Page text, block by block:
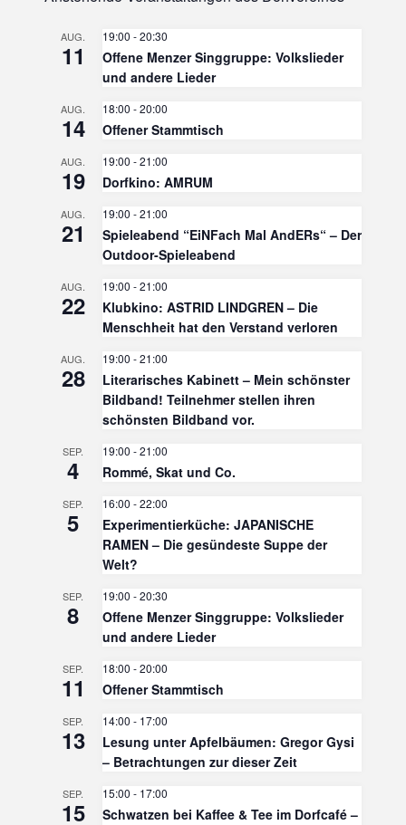
AUG.
11
19:00 -20:30
Offene Menzer Singgruppe: Volkslieder
und andere Lieder
AUG.
14
18:00 -20:00
Offener Stammtisch
AUG.
19
19:00 -21:00
Dorfkino: AMRUM
AUG.
21
19:00 -21:00
Spieleabend “EiNFach Mal AndERs“ – Der
Outdoor-Spieleabend
AUG.
22
19:00 -21:00
Klubkino: ASTRID LINDGREN – Die
Menschheit hat den Verstand verloren
AUG.
28
19:00 -21:00
Literarisches Kabinett – Mein schönster
Bildband! Teilnehmer stellen ihren
schönsten Bildband vor.
SEP.
4
19:00 -21:00
Rommé, Skat und Co.
SEP.
5
16:00 -22:00
Experimentierküche: JAPANISCHE
RAMEN – Die gesündeste Suppe der
Welt?
SEP.
8
19:00 -20:30
Offene Menzer Singgruppe: Volkslieder
und andere Lieder
SEP.
11
18:00 -20:00
Offener Stammtisch
SEP.
13
14:00 - 17:00
Lesung unter Apfelbäumen: Gregor Gysi
– Betrachtungen zur dieser Zeit
SEP.
15
15:00 - 17:00
Schwatzen bei Kaffee & Tee im Dorfcafé –